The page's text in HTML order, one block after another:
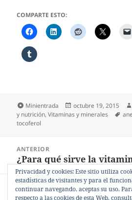
COMPARTE ESTO:
Formato
Minientrada
Publicado
el
octubre 19, 2015
y nutrición,Vitaminas y minerales
tocoferol
entradas
ANTERIOR
Entrada
anterior:
¿Para qué sirve la
SIGUIENTE
Entrada
Sobredosis de vitamina E.
Privacidad y cookies: Este sitio utiliza
estadísticas de visitantes y para el
continuar navegando, aceptas su uso.
respecto a las cookies de esta Web,